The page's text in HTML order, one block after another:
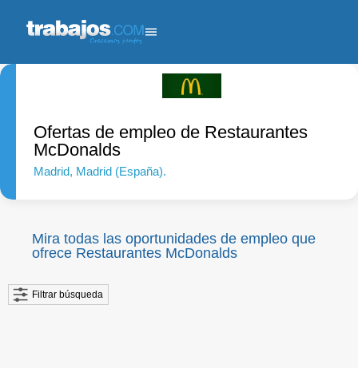
Ofertas de empleo de Restaurantes
McDonalds
Madrid, Madrid (España).
Mira todas las oportunidades de empleo que
ofrece Restaurantes McDonalds
Filtrar búsqueda